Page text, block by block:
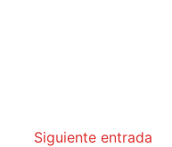
Siguiente entrada